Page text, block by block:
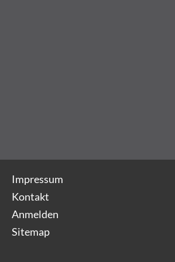
Impressum
Kontakt
Anmelden
Sitemap